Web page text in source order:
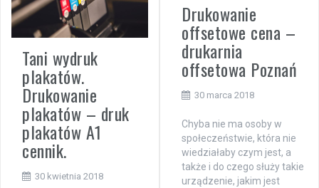
Tani wydruk
plakatów.
Drukowanie
plakatów – druk
plakatów A1
cennik.
30 kwietnia 2018
Drukowanie
offsetowe cena –
drukarnia
offsetowa Poznań
30 marca 2018
Chyba nie ma osoby w
społeczeństwie, która nie
wiedziałaby czym jest, a
także i do czego służy takie
urządzenie, jakim jest